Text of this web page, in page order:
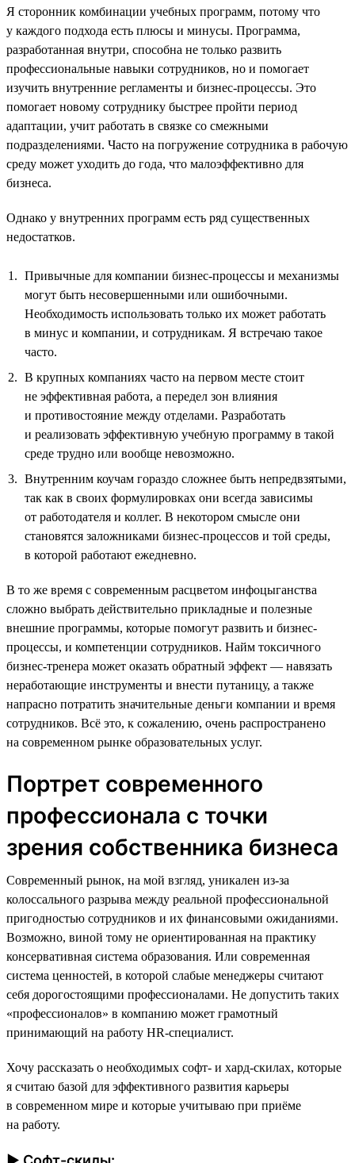
Я сторонник комбинации учебных программ, потому что
у каждого подхода есть плюсы и минусы. Программа,
разработанная внутри, способна не только развить
профессиональные навыки сотрудников, но и помогает
изучить внутренние регламенты и бизнес-процессы. Это
помогает новому сотруднику быстрее пройти период
адаптации, учит работать в связке со смежными
подразделениями. Часто на погружение сотрудника в рабочую
среду может уходить до года, что малоэффективно для
бизнеса.
Однако у внутренних программ есть ряд существенных
недостатков.
Привычные для компании бизнес-процессы и механизмы
могут быть несовершенными или ошибочными.
Необходимость использовать только их может работать
в минус и компании, и сотрудникам. Я встречаю такое
часто.
В крупных компаниях часто на первом месте стоит
не эффективная работа, а передел зон влияния
и противостояние между отделами. Разработать
и реализовать эффективную учебную программу в такой
среде трудно или вообще невозможно.
Внутренним коучам гораздо сложнее быть непредвзятыми,
так как в своих формулировках они всегда зависимы
от работодателя и коллег. В некотором смысле они
становятся заложниками бизнес-процессов и той среды,
в которой работают ежедневно.
В то же время с современным расцветом инфоцыганства
сложно выбрать действительно прикладные и полезные
внешние программы, которые помогут развить и бизнес-
процессы, и компетенции сотрудников. Найм токсичного
бизнес-тренера может оказать обратный эффект — навязать
неработающие инструменты и внести путаницу, а также
напрасно потратить значительные деньги компании и время
сотрудников. Всё это, к сожалению, очень распространено
на современном рынке образовательных услуг.
Портрет современного
профессионала с точки
зрения собственника бизнеса
Современный рынок, на мой взгляд, уникален из-за
колоссального разрыва между реальной профессиональной
пригодностью сотрудников и их финансовыми ожиданиями.
Возможно, виной тому не ориентированная на практику
консервативная система образования. Или современная
система ценностей, в которой слабые менеджеры считают
себя дорогостоящими профессионалами. Не допустить таких
«профессионалов» в компанию может грамотный
принимающий на работу HR-специалист.
Хочу рассказать о необходимых софт- и хард-скилах, которые
я считаю базой для эффективного развития карьеры
в современном мире и которые учитываю при приёме
на работу.